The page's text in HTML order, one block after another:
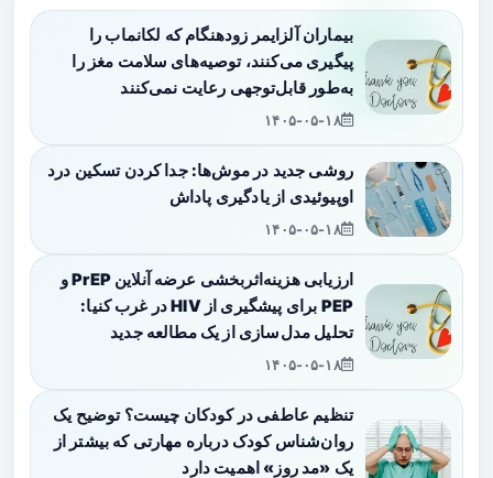
بیماران آلزایمر زودهنگام که لکانماب را
پیگیری می‌کنند، توصیه‌های سلامت مغز را
به‌طور قابل‌توجهی رعایت نمی‌کنند
۱۴۰۵-۰۵-۱۸
روشی جدید در موش‌ها: جدا کردن تسکین درد
اوپیوئیدی از یادگیری پاداش
۱۴۰۵-۰۵-۱۸
ارزیابی هزینه‌اثربخشی عرضه آنلاین PrEP و
PEP برای پیشگیری از HIV در غرب کنیا:
تحلیل مدل‌سازی از یک مطالعه جدید
۱۴۰۵-۰۵-۱۸
تنظیم عاطفی در کودکان چیست؟ توضیح یک
روان‌شناس کودک درباره مهارتی که بیشتر از
یک «مد روز» اهمیت دارد